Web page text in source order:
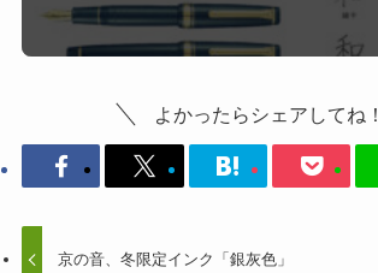
よかったらシェアしてね！
京の音、冬限定インク「銀灰色」